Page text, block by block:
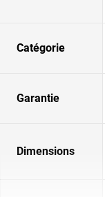
Catégorie
Garantie
Dimensions